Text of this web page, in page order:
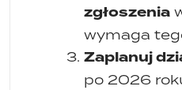
zgłoszenia
wymaga
Zaplanuj
po 2026